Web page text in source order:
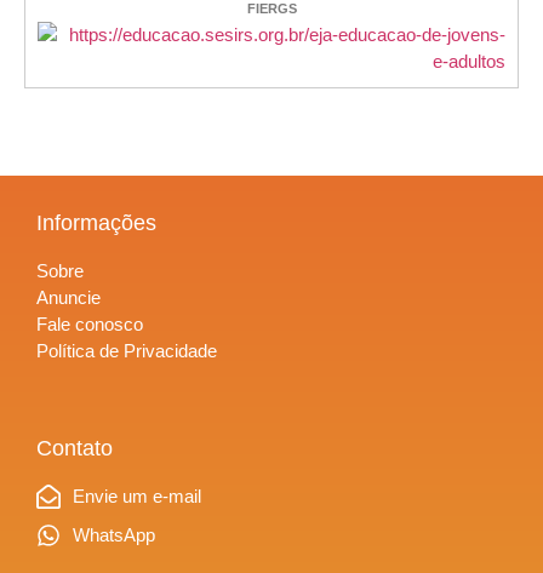
FIERGS
Informações
Sobre
Anuncie
Fale conosco
Política de Privacidade
Contato
Envie um e-mail
WhatsApp